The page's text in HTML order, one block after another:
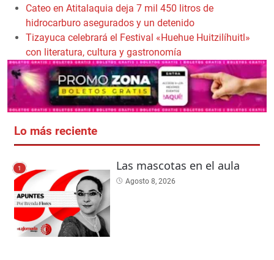
Cateo en Atitalaquia deja 7 mil 450 litros de
hidrocarburo asegurados y un detenido
Tizayuca celebrará el Festival «Huehue Huitzilíhuitl»
con literatura, cultura y gastronomía
Lo más reciente
1 Las mascotas en el aula
Agosto 8, 2026